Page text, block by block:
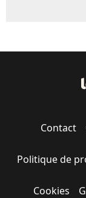
Contact
Politique de
Cookies